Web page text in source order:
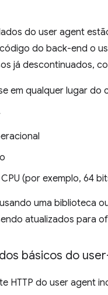
do user agent
do back-end o
já descontinuados,
em qualquer lugar
(por exemplo, 64
uma biblioteca
atualizados para
básicos do
HTTP do user agent